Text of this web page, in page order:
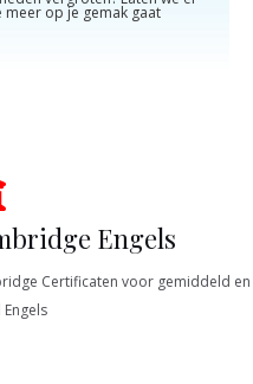
meer op je gemak gaat
Engels
Certificaten voor gemiddeld en